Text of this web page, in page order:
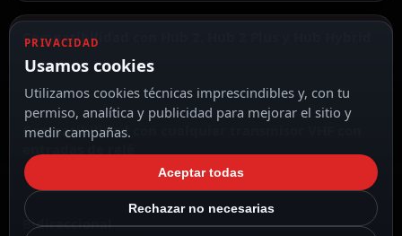
Compatibilidad con Hub 2, Hub 2 Plus y Hub Hybrid
Compatibilidad con cualquier transmisor VHF con
Bidireccional
PRIVACIDAD
Usamos cookies
Utilizamos cookies técnicas imprescindibles y, con tu
permiso, analítica y publicidad para mejorar el sitio y
medir campañas.
Aceptar todas
Rechazar no necesarias